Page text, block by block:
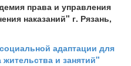
права и управления
наказаний" г. Рязань,
адаптации для
и занятий"